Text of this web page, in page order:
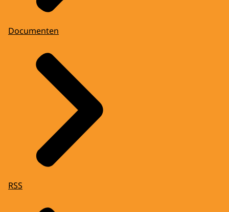
Documenten
RSS